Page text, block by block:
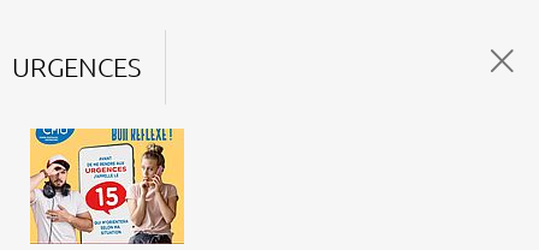
URGENCES